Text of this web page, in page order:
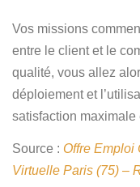
Vos missions
entre le client et le
qualité, vous allez
déploiement et
satisfaction maximale
Source : Offre Emploi
Virtuelle Paris (75) –